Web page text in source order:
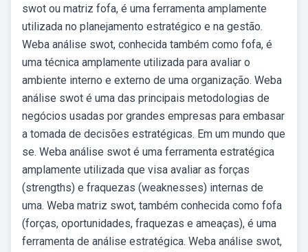
swot ou matriz fofa, é uma ferramenta amplamente
utilizada no planejamento estratégico e na gestão.
Weba análise swot, conhecida também como fofa, é
uma técnica amplamente utilizada para avaliar o
ambiente interno e externo de uma organização. Weba
análise swot é uma das principais metodologias de
negócios usadas por grandes empresas para embasar
a tomada de decisões estratégicas. Em um mundo que
se. Weba análise swot é uma ferramenta estratégica
amplamente utilizada que visa avaliar as forças
(strengths) e fraquezas (weaknesses) internas de
uma. Weba matriz swot, também conhecida como fofa
(forças, oportunidades, fraquezas e ameaças), é uma
ferramenta de análise estratégica. Weba análise swot,